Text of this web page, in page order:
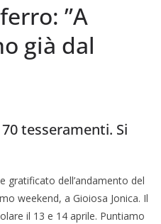
”A
già dal
tesseramenti. Si
gratificato dell’andamento del
weekend, a Gioiosa Jonica. Il
il 13 e 14 aprile. Puntiamo